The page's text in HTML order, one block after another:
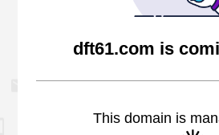
dft61.com is
This domain is